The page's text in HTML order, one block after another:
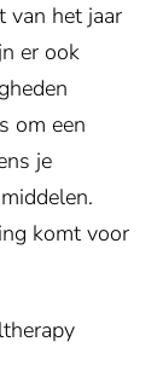
van het jaar
er ook
om een
je
komt voor